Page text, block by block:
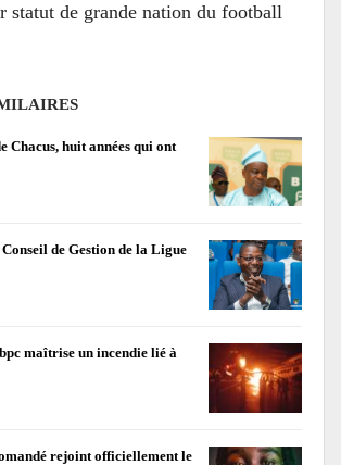
statut de grande nation du football
Chacus, huit années qui ont
de Gestion de la Ligue
maîtrise un incendie lié à
rejoint officiellement le